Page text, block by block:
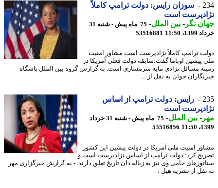
سوزان رایس: دولت ترامپ کاملاً
است
نگر -بین الملل-
75 ماه پیش - شنبه 31
11:50
53516881
ترامپ کاملاً نژادپرست است مشاور امنیت
پیشین اوباما گفت:سابقه دولت فعلی آمریکا در
مسائل نژادی مایه شرمساری است. به گزارش گروه بین الملل باشگاه
جوان به نقل از ...
رایس: دولت ترامپ از اساس
است
-بین الملل-
75 ماه پیش - شنبه 31 خرداد
53516856
امنیت ملی آمریکا در دولت پیشین این کشور
کرد: دولت ترامپ از اساس نژادپرست است و
حامی وی نیز به زباله دان تاریخ تعلق دارند. - به گزارش خبرگزاری مهر
از نشریه هیل ،